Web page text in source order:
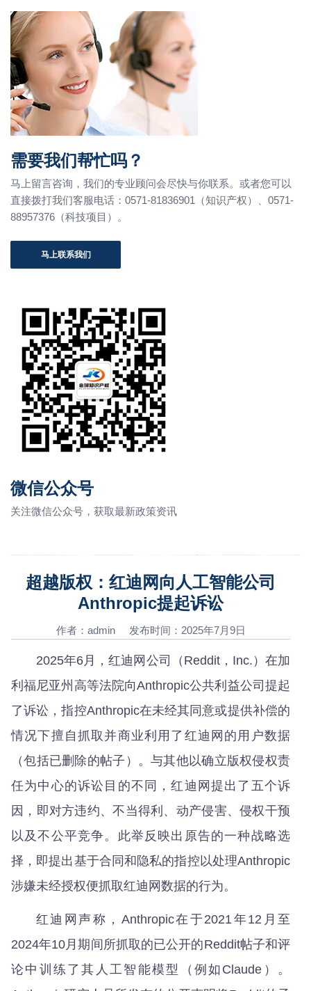
需要我们帮忙吗？
马上留言咨询，我们的专业顾问会尽快与你联系。或者您可以
直接拨打我们客服电话：0571-81836901（知识产权）、0571-
88957376（科技项目）。
马上联系我们
微信公众号
关注微信公众号，获取最新政策资讯
超越版权：红迪网向人工智能公司
Anthropic提起诉讼
作者：admin 发布时间：2025年7月9日
2025年6月，红迪网公司（Reddit，Inc.）在加
利福尼亚州高等法院向Anthropic公共利益公司提起
了诉讼，指控Anthropic在未经其同意或提供补偿的
情况下擅自抓取并商业利用了红迪网的用户数据
（包括已删除的帖子）。与其他以确立版权侵权责
任为中心的诉讼目的不同，红迪网提出了五个诉
因，即对方违约、不当得利、动产侵害、侵权干预
以及不公平竞争。此举反映出原告的一种战略选
择，即提出基于合同和隐私的指控以处理Anthropic
涉嫌未经授权便抓取红迪网数据的行为。
红迪网声称，Anthropic在于2021年12月至
2024年10月期间所抓取的已公开的Reddit帖子和评
论中训练了其人工智能模型（例如Claude）。